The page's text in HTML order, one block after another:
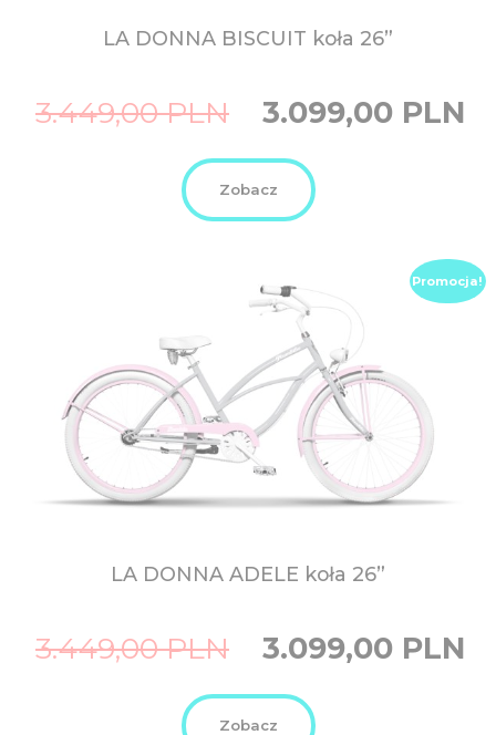
LA DONNA BISCUIT koła 26”
3.449,00PLN
Original
price
3.099,00PLN
Zobacz
Promocja!
LA DONNA ADELE koła 26”
3.449,00PLN
Original
price
3.099,00PLN
Zobacz